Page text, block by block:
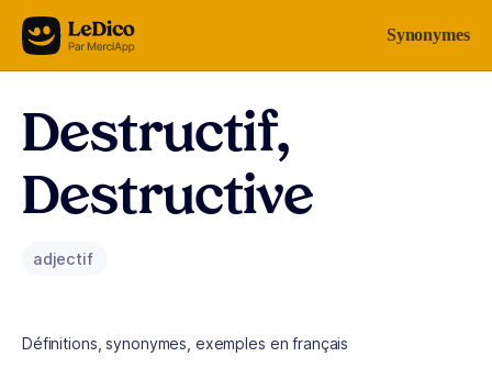
Aller au contenu Synonymes
Destructif,
Destructive
adjectif
Définitions, synonymes, exemples en français